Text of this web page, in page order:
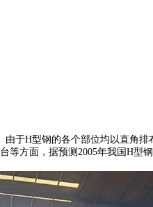
于H型钢的各个部位均以直角
方面，据预测2005年我国H型